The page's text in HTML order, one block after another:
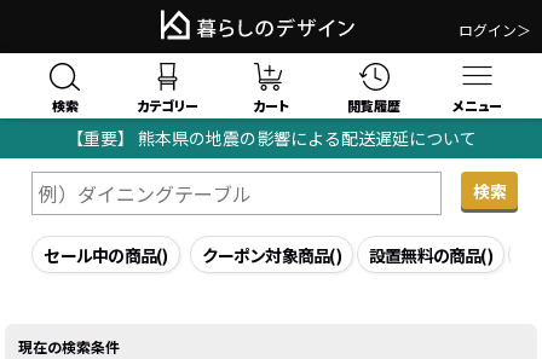
ログイン＞
検索 カテゴリー カート 閲覧履歴 メニュー
【重要】 熊本県の地震の影響による配送遅延について
暮らしのデザイン｜家具・インテリア通販TOP 検索結果
セール中の商品() クーポン対象商品() 設置無料の商品()
現在の検索条件